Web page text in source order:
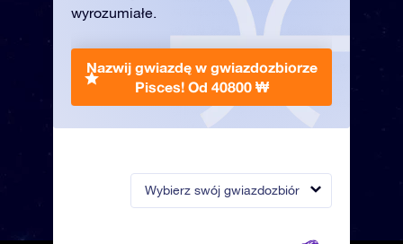
Wybierz swój gwiazdozbiór
wyrozumiałe.
Nazwij gwiazdę w gwiazdozbiorze
Pisces! Od 40800 ₩